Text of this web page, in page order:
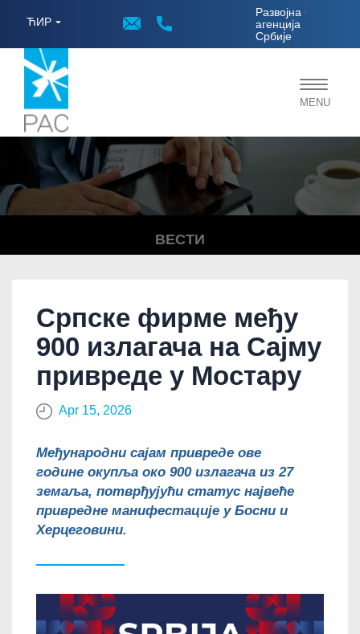
ЋИР
Развојна
агенција
Србије
;
Toggle
MENU
ВЕСТИ
Српске фирме међу
900 излагача на Сајму
привреде у Мостару
Apr 15, 2026
Међународни сајам привреде ове
године окупља око 900 излагача из 27
земаља, потврђујући статус највеће
привредне манифестације у Босни и
Херцеговини.